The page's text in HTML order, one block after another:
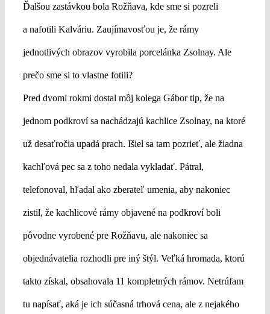
Ďalšou zastávkou bola Rožňava, kde sme si pozreli
a nafotili Kalváriu. Zaujímavosťou je, že rámy
jednotlivých obrazov vyrobila porcelánka Zsolnay. Ale
prečo sme si to vlastne fotili?
Pred dvomi rokmi dostal môj kolega Gábor tip, že na
jednom podkroví sa nachádzajú kachlice Zsolnay, na ktoré
už desaťročia upadá prach. Išiel sa tam pozrieť, ale žiadna
kachľová pec sa z toho nedala vykladať. Pátral,
telefonoval, hľadal ako zberateľ umenia, aby nakoniec
zistil, že kachlicové rámy objavené na podkroví boli
pôvodne vyrobené pre Rožňavu, ale nakoniec sa
objednávatelia rozhodli pre iný štýl. Veľká hromada, ktorú
takto získal, obsahovala 11 kompletných rámov. Netrúfam
tu napísať, aká je ich súčasná trhová cena, ale z nejakého